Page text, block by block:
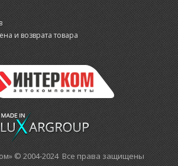
и возврата товара
© 2004-2024 Все права защищены